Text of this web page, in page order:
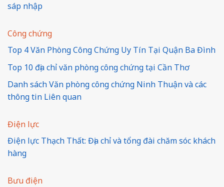
sáp nhập
Công chứng
Top 4 Văn Phòng Công Chứng Uy Tín Tại Quận Ba Đình
Top 10 địa chỉ văn phòng công chứng tại Cần Thơ
Danh sách Văn phòng công chứng Ninh Thuận và các
thông tin Liên quan
Điện lực
Điện lực Thạch Thất: Địa chỉ và tổng đài chăm sóc khách
hàng
Bưu điện